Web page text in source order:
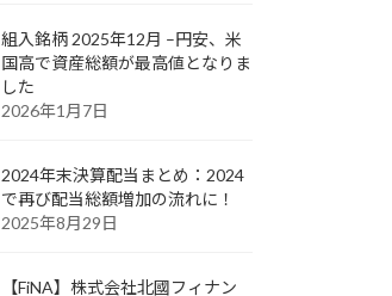
組入銘柄 2025年12月 –円安、米
国高で資産総額が最高値となりま
した
2026年1月7日
2024年末決算配当まとめ：2024
で再び配当総額増加の流れに！
2025年8月29日
【FiNA】株式会社北國フィナン